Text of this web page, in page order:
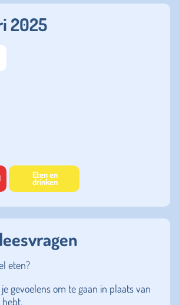
2025
Eten en
drinken
eten?
gevoelens om te gaan in plaats van